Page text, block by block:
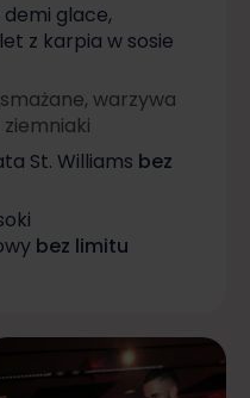
demi glace,
z karpia w sosie
warzywa
St. Williams bez
bez limitu